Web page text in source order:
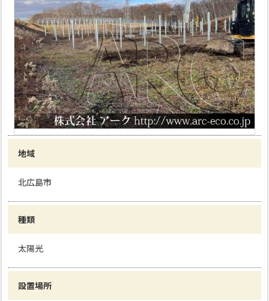
地域
北広島市
種類
太陽光
設置場所